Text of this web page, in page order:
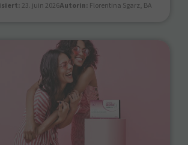
23. juin 2026Autorin: Florentina Sgarz, BA